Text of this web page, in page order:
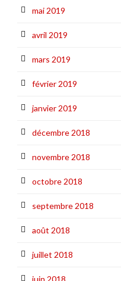
mai 2019
avril 2019
mars 2019
février 2019
janvier 2019
décembre 2018
novembre 2018
octobre 2018
septembre 2018
août 2018
juillet 2018
juin 2018